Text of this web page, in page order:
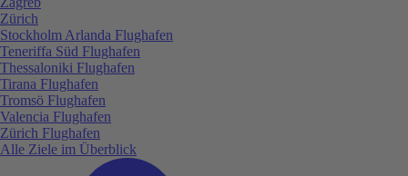
Zürich
Stockholm Arlanda Flughafen
Teneriffa Süd Flughafen
Thessaloniki Flughafen
Tirana Flughafen
Tromsö Flughafen
Valencia Flughafen
Zürich Flughafen
Alle Ziele im Überblick